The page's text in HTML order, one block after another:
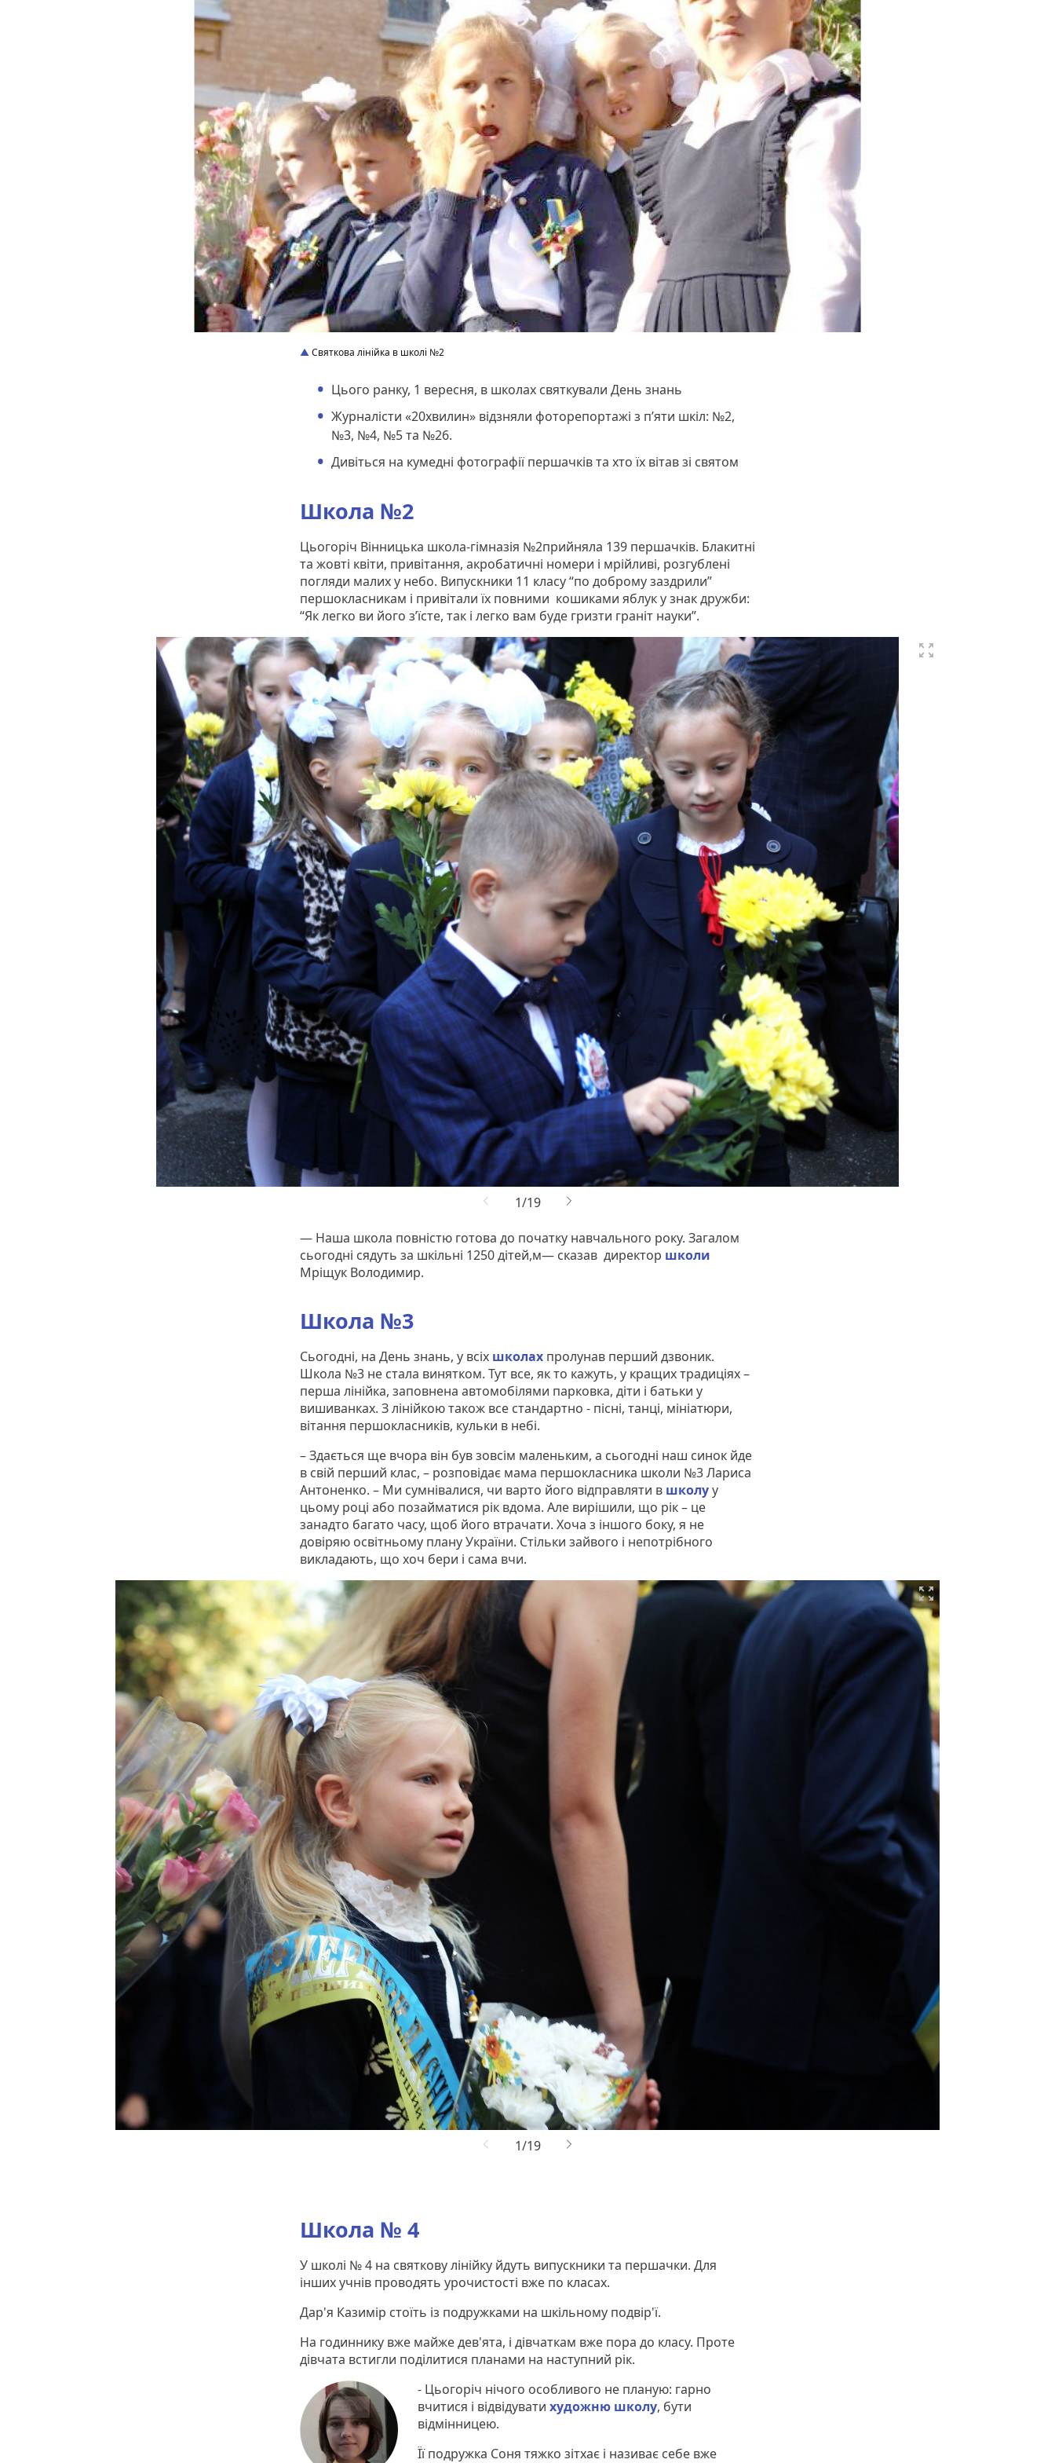
Святкова лінійка в школі №2
Цього ранку, 1 вересня, в школах святкували День знань
Журналісти «20хвилин» відзняли фоторепортажі з п’яти шкіл: №2,
№3, №4, №5 та №26.
Дивіться на кумедні фотографії першачків та хто їх вітав зі святом
Школа №2
Цьогоріч Вінницька школа-гімназія №2прийняла 139 першачків. Блакитні
та жовті квіти, привітання, акробатичні номери і мрійливі, розгублені
погляди малих у небо. Випускники 11 класу “по доброму заздрили”
першокласникам і привітали їх повними кошиками яблук у знак дружби:
“Як легко ви його з’їсте, так і легко вам буде гризти граніт науки”.

— Наша школа повністю готова до початку навчального року. Загалом
сьогодні сядуть за шкільні 1250 дітей,м— сказав директор школи
Мріщук Володимир.
Школа №3
Сьогодні, на День знань, у всіх школах пролунав перший дзвоник.
Школа №3 не стала винятком. Тут все, як то кажуть, у кращих традиціях –
перша лінійка, заповнена автомобілями парковка, діти і батьки у
вишиванках. З лінійкою також все стандартно - пісні, танці, мініатюри,
вітання першокласників, кульки в небі.
– Здається ще вчора він був зовсім маленьким, а сьогодні наш синок йде
в свій перший клас, – розповідає мама першокласника школи №3 Лариса
Антоненко. – Ми сумнівалися, чи варто його відправляти в школуу
цьому році або позайматися рік вдома. Але вирішили, що рік – це
занадто багато часу, щоб його втрачати. Хоча з іншого боку, я не
довіряю освітньому плану України. Стільки зайвого і непотрібного
викладають, що хоч бери і сама вчи.

Школа № 4
У школі № 4 на святкову лінійку йдуть випускники та першачки. Для
інших учнів проводять урочистості вже по класах.
Дар'я Казимір стоїть із подружками на шкільному подвір'ї.
На годиннику вже майже дев'ята, і дівчаткам вже пора до класу. Проте
дівчата встигли поділитися планами на наступний рік.
- Цьогоріч нічого особливого не планую: гарно
вчитися і відвідувати художню школу, бути
відмінницею.
Її подружка Соня тяжко зітхає і називає себе вже